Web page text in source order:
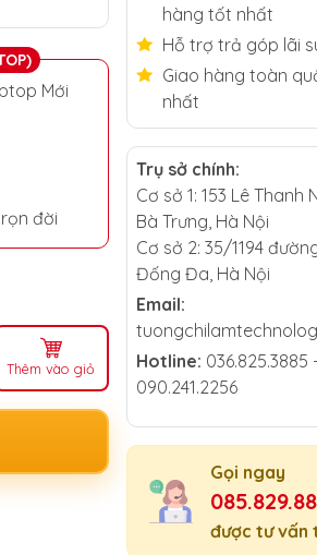
Mới
đời
Thêm vào giỏ
hàng tốt nhất
Hỗ trợ trả góp lãi
Giao hàng toàn
nhất
Trụ sở chính:
Cơ sở 1: 153 Lê Thanh
Bà Trưng, Hà Nội
Cơ sở 2: 35/1194
Đống Đa, Hà Nội
Email:
Hotline: 036.825.3885
090.241.2256
Gọi ngay
được tư vấn